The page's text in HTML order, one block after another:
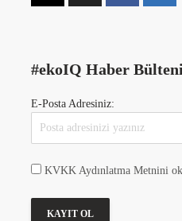
#ekoIQ Haber Bülteni
E-Posta Adresiniz:
KVKK Aydınlatma Metnini